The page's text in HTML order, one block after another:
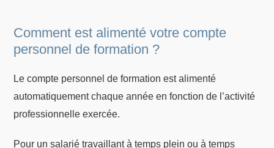
Comment est alimenté votre compte
personnel de formation ?
Le compte personnel de formation est alimenté
automatiquement chaque année en fonction de l’activité
professionnelle exercée.
Pour un salarié travaillant à temps plein ou à temps